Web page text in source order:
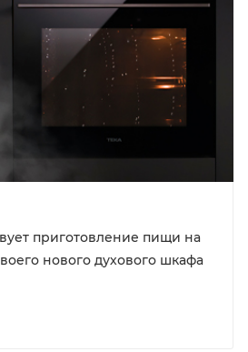
приготовление пищи на
нового духового шкафа